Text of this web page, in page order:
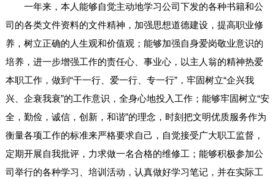
一年来，本人能够自觉主动地学习公司下发的各种书籍和公
司的各类文件资料的文件精神，加强思想道德建设，提高职业修
养，树立正确的人生观和价值观；能够加强自身爱岗敬业意识的
培养，进一步增强工作的责任心、事业心，以主人翁的精神热爱
本职工作，做到“干一行、爱一行、专一行”，牢固树立“企兴我
兴、企衰我衰”的工作意识，全身心地投入工作；能够牢固树立“安
全，勤俭，诚信，创新，和谐”的理念，时刻把文明优质服务作为
衡量各项工作的标准来严格要求自己，自觉接受广大职工监督，
定期开展自我批评，力求做一名合格的维修工；能够积极参加公
司举行的各种学习、培训活动，认真做好学习笔记，并在实际工